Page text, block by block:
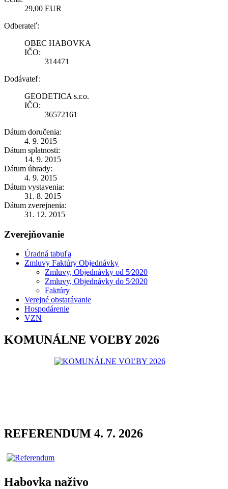
29,00 EUR
Odberateľ:
OBEC HABOVKA
IČO:
314471
Dodávateľ:
GEODETICA s.r.o.
IČO:
36572161
Dátum doručenia:
4. 9. 2015
Dátum splatnosti:
14. 9. 2015
Dátum úhrady:
4. 9. 2015
Dátum vystavenia:
31. 8. 2015
Dátum zverejnenia:
31. 12. 2015
Zverejňovanie
Úradná tabuľa
Zmluvy Faktúry Objednávky
Zmluvy, Objednávky od 5⁄2020
Zmluvy, Objednávky do 5⁄2020
Faktúry
Verejné obstarávanie
Hospodárenie
VZN
KOMUNÁLNE VOĽBY 2026
REFERENDUM 4. 7. 2026
Habovka naživo